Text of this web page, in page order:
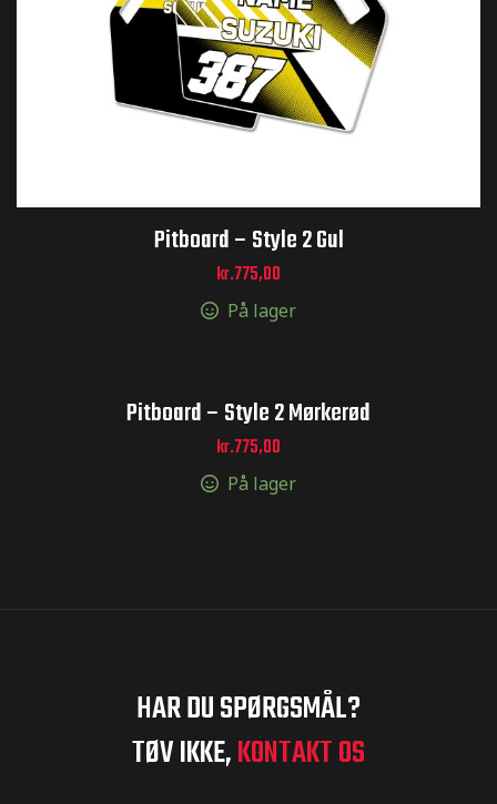
Pitboard – Style 2 Gul
kr.775,00
På lager
Pitboard – Style 2 Mørkerød
kr.775,00
På lager
HAR DU SPØRGSMÅL?
TØV IKKE,KONTAKT OS